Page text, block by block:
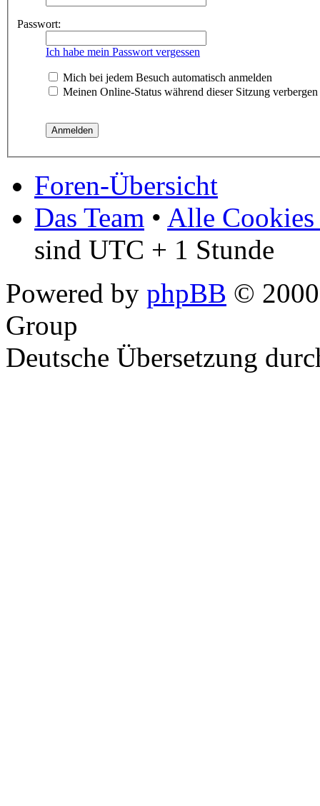
Passwort:
Ich habe mein Passwort vergessen
Mich bei jedem Besuch automatisch anmelden
Meinen Online-Status während dieser Sitzung verbergen
Foren-Übersicht
Das Team • Alle Cookies
sind UTC + 1 Stunde
Powered by phpBB ©
Group
Deutsche Übersetzung